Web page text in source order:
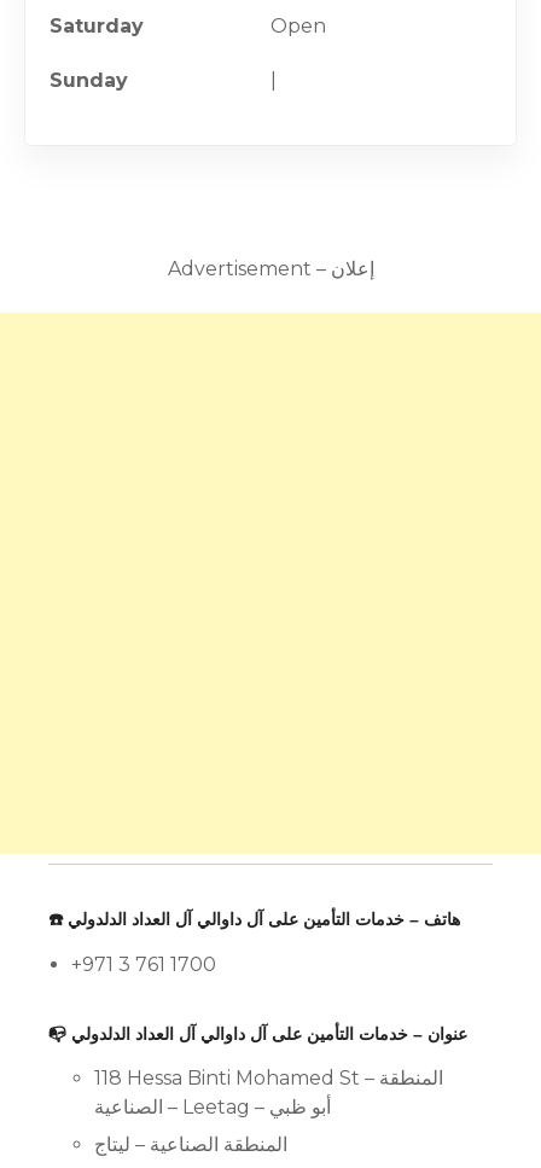
Saturday Open
Sunday
Advertisement – إعلان
☎️ هاتف – خدمات التأمين على آل داوالي آل العداد الدلدولي
+971 3 761 1700
📭 عنوان – خدمات التأمين على آل داوالي آل العداد الدلدولي
118 Hessa Binti Mohamed St – المنطقة
الصناعية – Leetag – أبو ظبي
المنطقة الصناعية – ليتاج